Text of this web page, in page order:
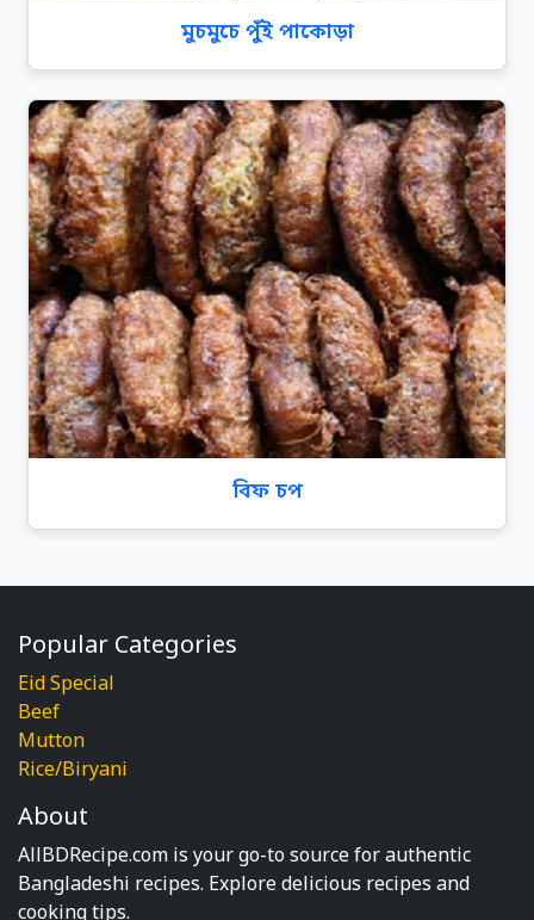
মুচমুচে পুঁই পাকোড়া
বিফ চপ
Popular Categories
Eid Special
Beef
Mutton
Rice/Biryani
About
AllBDRecipe.com is your go-to source for authentic
Bangladeshi recipes. Explore delicious recipes and
cooking tips.